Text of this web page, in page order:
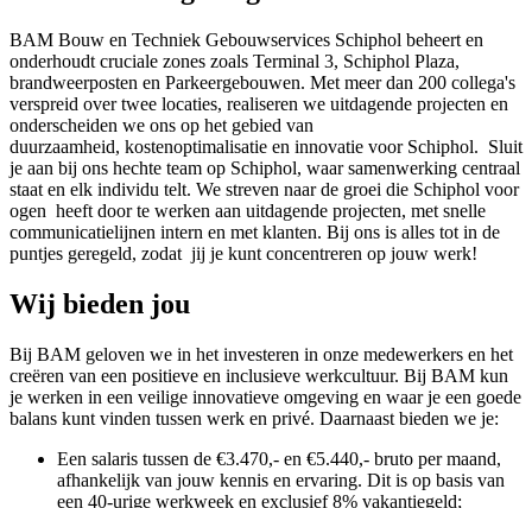
BAM Bouw en Techniek Gebouwservices Schiphol beheert en
onderhoudt cruciale zones zoals Terminal 3, Schiphol Plaza,
brandweerposten en Parkeergebouwen. Met meer dan 200 collega's
verspreid over twee locaties, realiseren we uitdagende projecten en
onderscheiden we ons op het gebied van
duurzaamheid, kostenoptimalisatie en innovatie voor Schiphol. Sluit
je aan bij ons hechte team op Schiphol, waar samenwerking centraal
staat en elk individu telt. We streven naar de groei die Schiphol voor
ogen heeft door te werken aan uitdagende projecten, met snelle
communicatielijnen intern en met klanten. Bij ons is alles tot in de
puntjes geregeld, zodat jij je kunt concentreren op jouw werk!
Wij bieden jou
Bij BAM geloven we in het investeren in onze medewerkers en het
creëren van een positieve en inclusieve werkcultuur. Bij BAM kun
je werken in een veilige innovatieve omgeving en waar je een goede
balans kunt vinden tussen werk en privé. Daarnaast bieden we je:
Een salaris tussen de €3.470,- en €5.440,- bruto per maand,
afhankelijk van jouw kennis en ervaring. Dit is op basis van
een 40-urige werkweek en exclusief 8% vakantiegeld;